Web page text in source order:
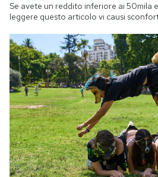
Se avete un reddito inferiore ai 50mila
leggere questo articolo vi causi